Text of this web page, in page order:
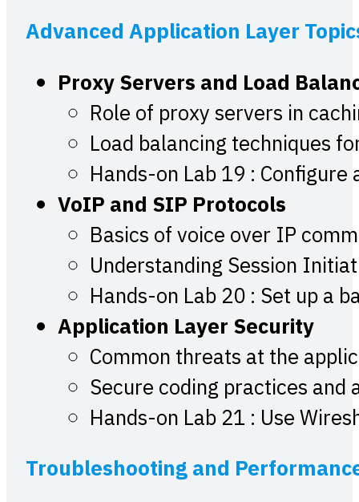
Advanced Application Layer
Proxy Servers and Load
Role of proxy servers in
Load balancing techniques
Hands-on Lab 19 :
VoIP and SIP Protocols
Basics of voice over IP
Understanding Session
Hands-on Lab 20 : Set up a
Application Layer Security
Common threats at the
Secure coding practices
Hands-on Lab 21 : Use
Troubleshooting and